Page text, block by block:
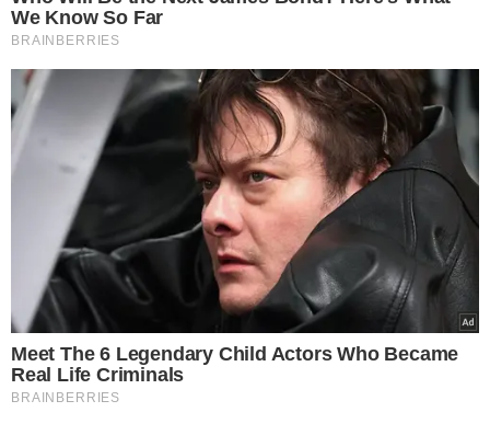
OBSERVATÓRIO NACIONAL
VER COMENTÁRIOS
VEJA TAMBÉM
AVÔ SE MANIFESTOU
Filha de Elize Matsunaga
poderá rever a mãe
após 14 anos, mas há